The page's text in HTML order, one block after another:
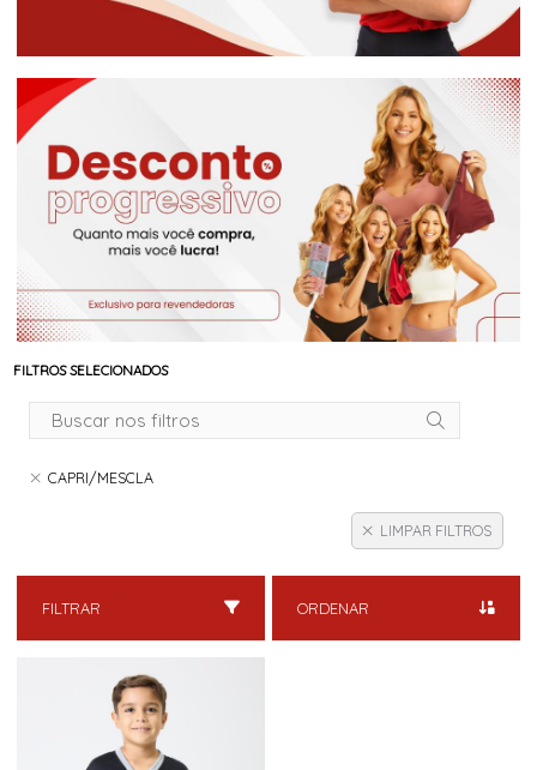
FILTROS SELECIONADOS
CAPRI/MESCLA
LIMPAR FILTROS
FILTRAR ORDENAR